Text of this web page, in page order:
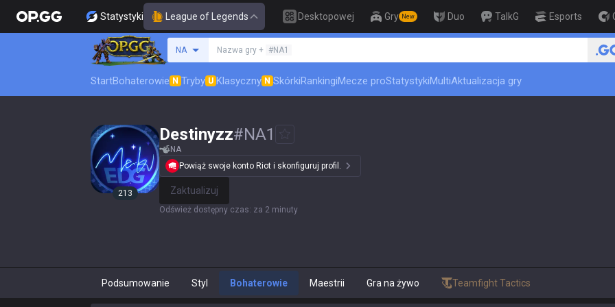
Statystyki League of Legends Desktopowej Gry New Duo TalkG Esports
NA Nazwa gry + #NA1
StartBohaterowie N Tryby U Klasyczny N SkórkiRankingiMecze proStatystykiMultiAktualizacja gry
213
Destinyzz#NA1
NA
Powiąż swoje konto Riot i skonfiguruj profil.
Zaktualizuj
Odśwież dostępny czas: za 2 minuty
Podsumowanie Styl Bohaterowie Maestrii Gra na żywo Teamfight Tactics